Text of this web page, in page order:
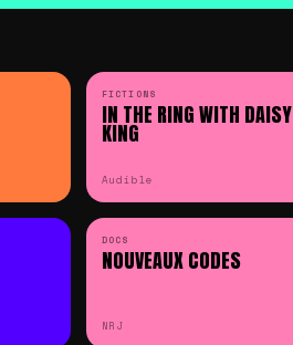
FICTIONS
IN THE RING WITH DAISY
KING
Audible
DOCS
NOUVEAUX CODES
NRJ